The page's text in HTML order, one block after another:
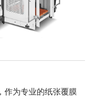
作为专业的纸张覆膜